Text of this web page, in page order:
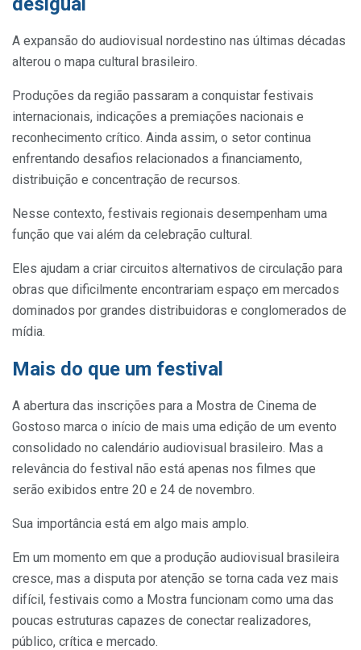
A expansão do audiovisual nordestino nas últimas décadas
alterou o mapa cultural brasileiro.
Produções da região passaram a conquistar festivais
internacionais, indicações a premiações nacionais e
reconhecimento crítico. Ainda assim, o setor continua
enfrentando desafios relacionados a financiamento,
distribuição e concentração de recursos.
Nesse contexto, festivais regionais desempenham uma
função que vai além da celebração cultural.
Eles ajudam a criar circuitos alternativos de circulação para
obras que dificilmente encontrariam espaço em mercados
dominados por grandes distribuidoras e conglomerados de
mídia.
Mais do que um festival
A abertura das inscrições para a Mostra de Cinema de
Gostoso marca o início de mais uma edição de um evento
consolidado no calendário audiovisual brasileiro. Mas a
relevância do festival não está apenas nos filmes que
serão exibidos entre 20 e 24 de novembro.
Sua importância está em algo mais amplo.
Em um momento em que a produção audiovisual brasileira
cresce, mas a disputa por atenção se torna cada vez mais
difícil, festivais como a Mostra funcionam como uma das
poucas estruturas capazes de conectar realizadores,
público, crítica e mercado.